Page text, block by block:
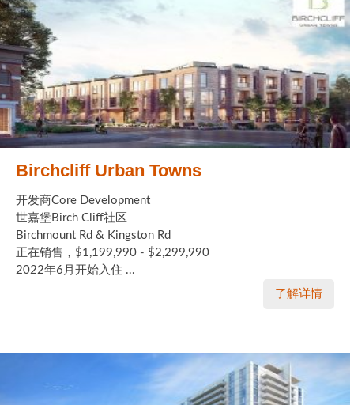
Birchcliff Urban Towns
开发商Core Development
世嘉堡Birch Cliff社区
Birchmount Rd & Kingston Rd
正在销售，$1,199,990 - $2,299,990
2022年6月开始入住 ...
了解详情